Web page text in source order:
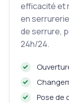
efficacité et
en
de serrure,
24h/24.
Pose de